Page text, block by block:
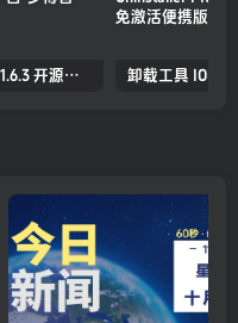
Gopeed v1.6.3 开源下载器 支持全平台